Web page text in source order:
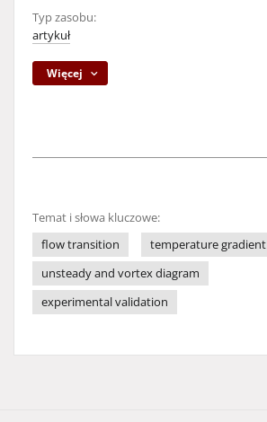
Typ zasobu:
artykuł
Więcej
Temat i słowa kluczowe:
flow transition
temperature gradient
unsteady and vortex diagram
experimental validation